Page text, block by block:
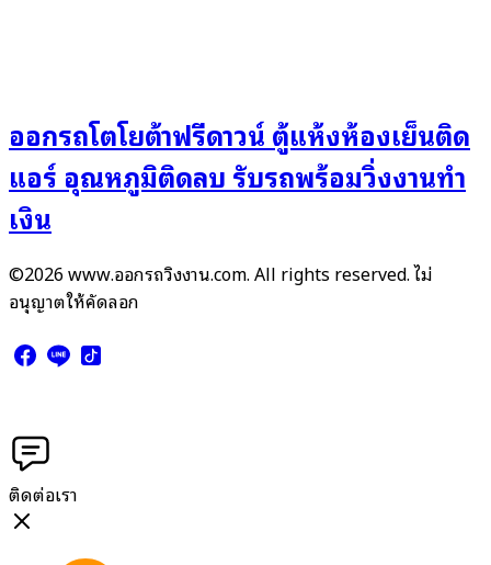
ออกรถโตโยต้าฟรีดาวน์ ตู้แห้งห้องเย็นติด
แอร์ อุณหภูมิติดลบ รับรถพร้อมวิ่งงานทำ
เงิน
©2026 www.ออกรถวิ่งงาน.com. All rights reserved. ไม่
อนุญาตให้คัดลอก
ติดต่อเรา